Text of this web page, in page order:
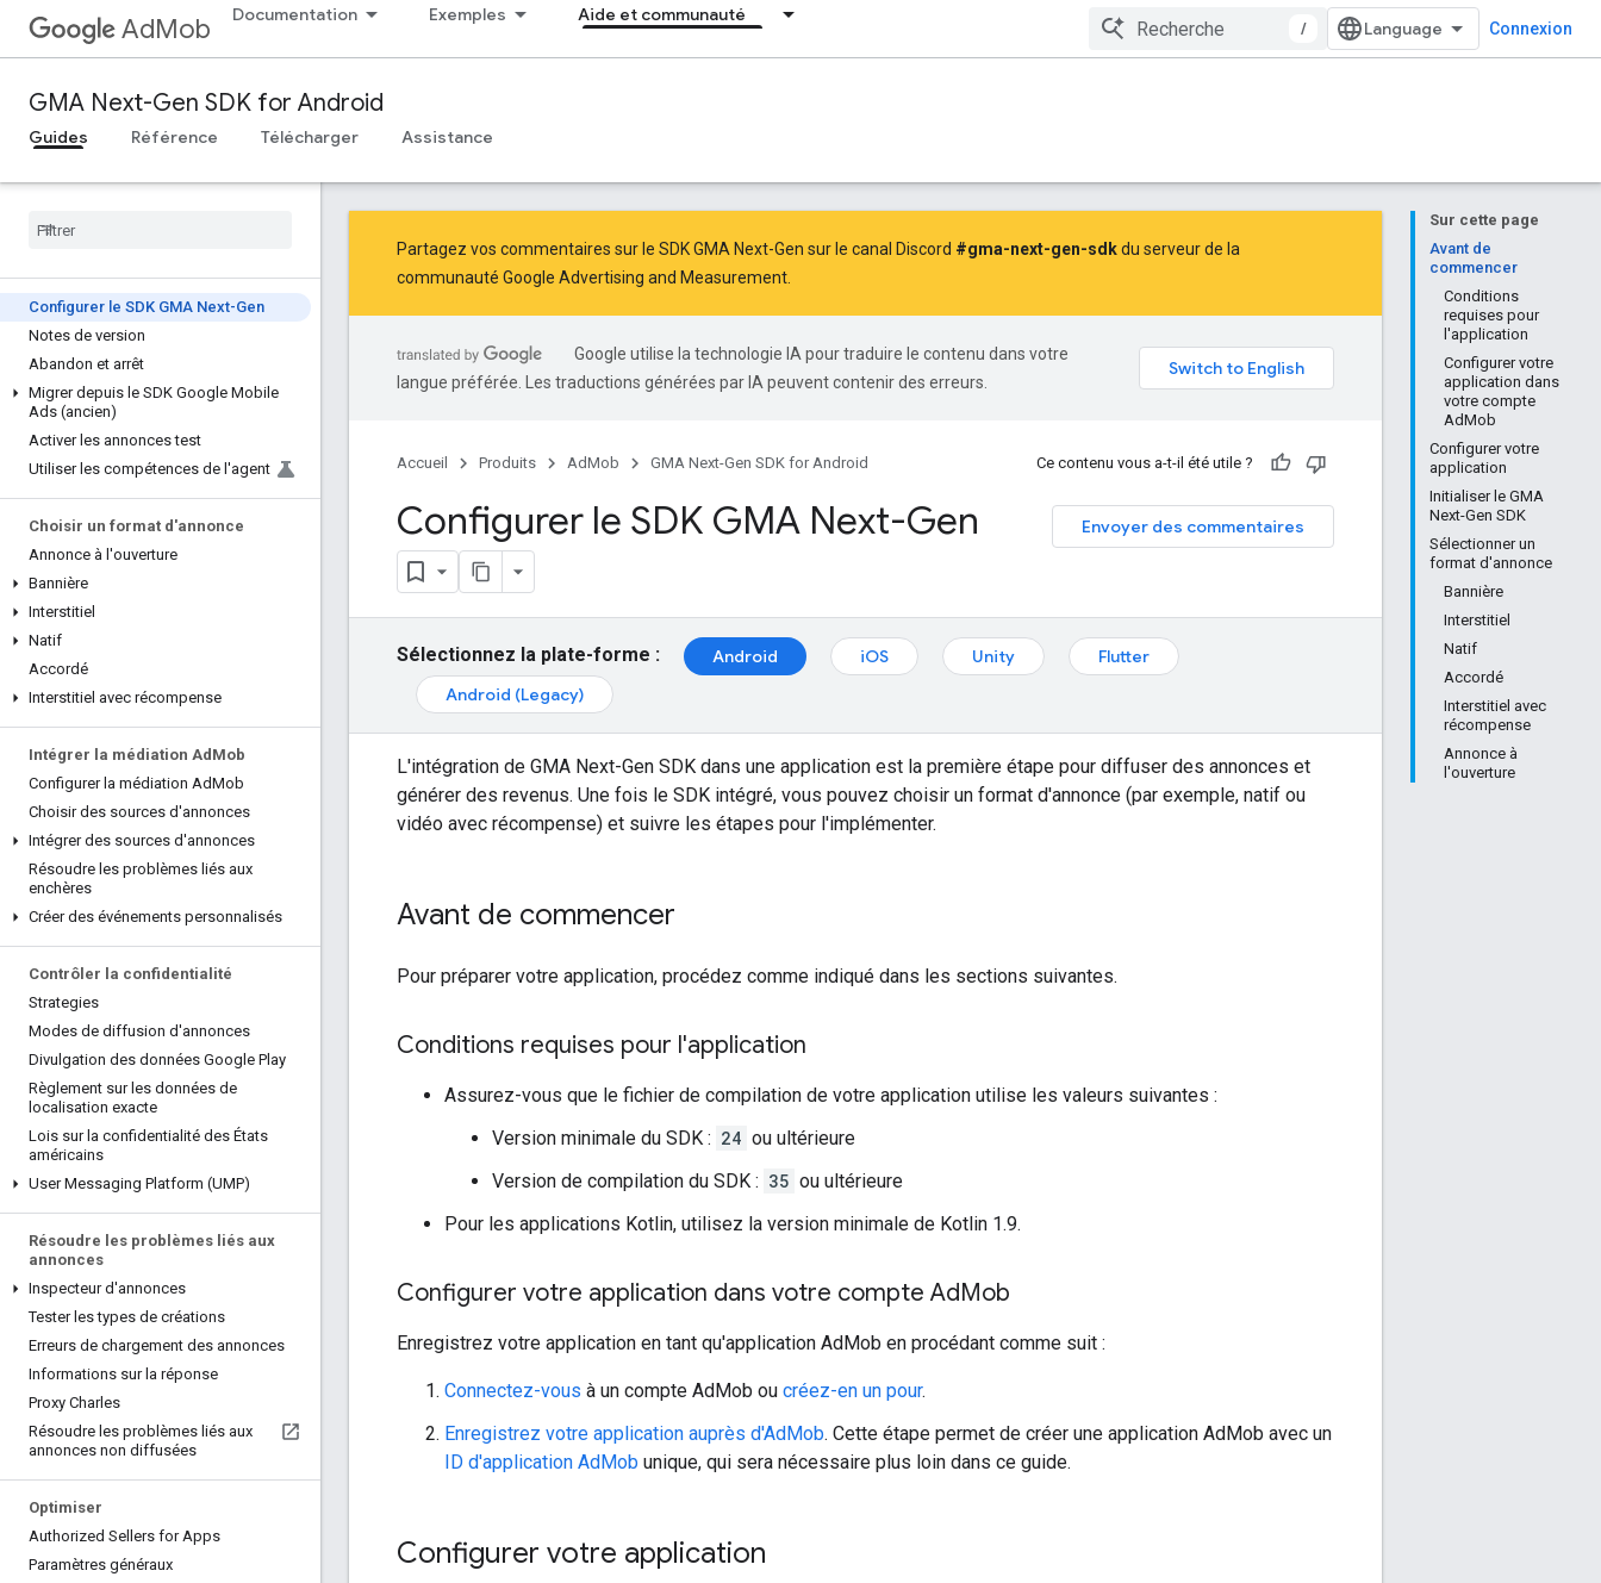
AdMob Documentation Exemples Aide et communauté
/ Connexion
GMA Next-Gen SDK for Android
Guides Référence Télécharger Assistance
Configurer le SDK GMA Next-Gen
Notes de version
Abandon et arrêt
Migrer depuis le SDK Google Mobile
Ads (ancien)
Activer les annonces test
Utiliser les compétences de l'agent
Choisir un format d'annonce
Annonce à l'ouverture
Bannière
Interstitiel
Natif
Accordé
Interstitiel avec récompense
Intégrer la médiation Ad Mob
Configurer la médiation AdMob
Choisir des sources d'annonces
Intégrer des sources d'annonces
Résoudre les problèmes liés aux
enchères
Créer des événements personnalisés
Contrôler la confidentialité
Strategies
Modes de diffusion d'annonces
Divulgation des données Google Play
Règlement sur les données de
localisation exacte
Lois sur la confidentialité des États
américains
User Messaging Platform (UMP)
Résoudre les problèmes liés aux
annonces
Inspecteur d'annonces
Tester les types de créations
Erreurs de chargement des annonces
Informations sur la réponse
Proxy Charles
Résoudre les problèmes liés aux
annonces non diffusées
Optimiser
Authorized Sellers for Apps
Paramètres généraux
Sur cette page
Avant de
commencer
Conditions
requises pour
l'application
Configurer votre
application dans
votre compte
AdMob
Configurer votre
application
Initialiser le GMA
Next-Gen SDK
Sélectionner un
format d'annonce
Bannière
Interstitiel
Natif
Accordé
Interstitiel avec
récompense
Annonce à
l'ouverture
Partagez vos commentaires sur le SDK GMA Next-Gen sur le canal Discord #gma-next-gen-sdkdu serveur de la
communauté Google Advertising and Measurement.
Google utilise la technologie IA pour traduire le contenu dans votre
langue préférée. Les traductions générées par IA peuvent contenir des erreurs.
Accueil Produits AdMob GMA Next-Gen SDK for Android Ce contenu vous a-t-il été utile ?
Envoyer des commentaires
Configurer le SDK GMA Next-Gen
Sélectionnez la plate-forme : Android iOS Unity
Flutter
Android (Legacy)
L'intégration de GMA Next-Gen SDK dans une application est la première étape pour diffuser des annonces et
générer des revenus. Une fois le SDK intégré, vous pouvez choisir un format d'annonce (par exemple, natif ou
vidéo avec récompense) et suivre les étapes pour l'implémenter.
Avant de commencer
Pour préparer votre application, procédez comme indiqué dans les sections suivantes.
Conditions requises pour l'application
Assurez-vous que le fichier de compilation de votre application utilise les valeurs suivantes :
Version minimale du SDK : 24 ou ultérieure
Version de compilation du SDK : 35 ou ultérieure
Pour les applications Kotlin, utilisez la version minimale de Kotlin 1.9.
Configurer votre application dans votre compte AdMob
Enregistrez votre application en tant qu'application AdMob en procédant comme suit :
Connectez-vous à un compte AdMob ou créez-en un pour.
Enregistrez votre application auprès d'AdMob. Cette étape permet de créer une application AdMob avec un
ID d'application AdMob unique, qui sera nécessaire plus loin dans ce guide.
Configurer votre application